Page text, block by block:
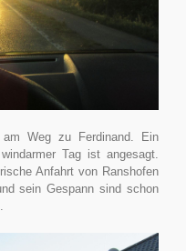
Weg zu Ferdinand. Ein
Tag ist angesagt.
Anfahrt von Ranshofen
sein Gespann sind schon